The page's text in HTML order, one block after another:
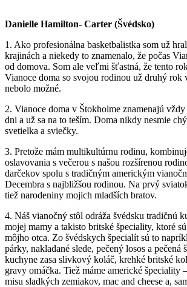
Danielle Hamilton- Carter (Švédsko)
1. Ako profesionálna basketbalistka som už
krajinách a niekedy to znamenalo, že počas
od domova. Som ale veľmi šťastná, že tento
Vianoce doma so svojou rodinou už druhý rok
nebolo možné.
2. Vianoce doma v Štokholme znamenajú vždy
dni a už sa na to teším. Doma nikdy nesmie
svetielka a sviečky.
3. Pretože mám multikultúrnu rodinu,
oslavovania s večerou s našou rozšírenou
darčekov spolu s tradičným americkým
Decembra s najbližšou rodinou. Na prvý
tiež narodeniny mojich mladších bratov.
4. Náš vianočný stôl odráža švédsku tradičnú
mojej mamy a takisto britské špeciality, ktoré
môjho otca. Zo švédskych špecialít sú to
párky, nakladané slede, pečený losos a pečená
kuchyne zasa slivkový koláč, krehké britské
gravy omáčka. Tiež máme americké špeciality
misu sladkých zemiakov, mac and cheese a,